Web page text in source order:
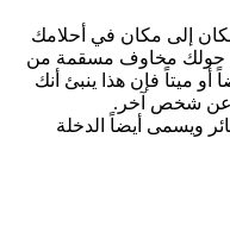
إلى مكان في أحلامك
حولك مخاوف مسقمة من
أو ميتاً فإن هذا ينبئ أنك
عن شخص آخر.
ويسمى أيضاً الدخلة